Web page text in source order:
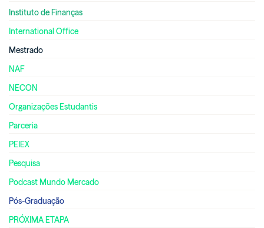
Instituto de Finanças
International Office
Mestrado
NAF
NECON
Organizações Estudantis
Parceria
PEIEX
Pesquisa
Podcast Mundo Mercado
Pós-Graduação
PRÓXIMA ETAPA